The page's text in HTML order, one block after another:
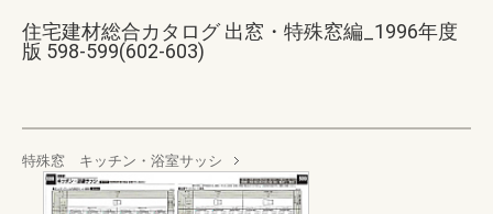
住宅建材総合カタログ 出窓・特殊窓編_1996年度
版 598-599(602-603)
特殊窓 キッチン・浴室サッシ